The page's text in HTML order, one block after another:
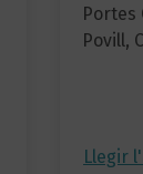
Portes
Povill,
Llegir